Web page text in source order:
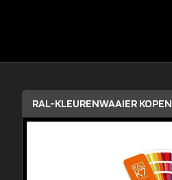
RAL-KLEURENWAAIER KOPEN